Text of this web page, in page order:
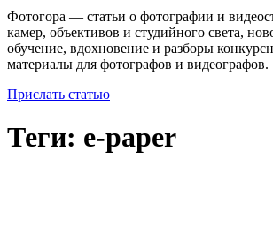
Фотогора — статьи о фотографии и
камер, объективов и студийного света,
обучение, вдохновение и разборы
материалы для фотографов и видеографов.
Прислать статью
Теги: e-paper